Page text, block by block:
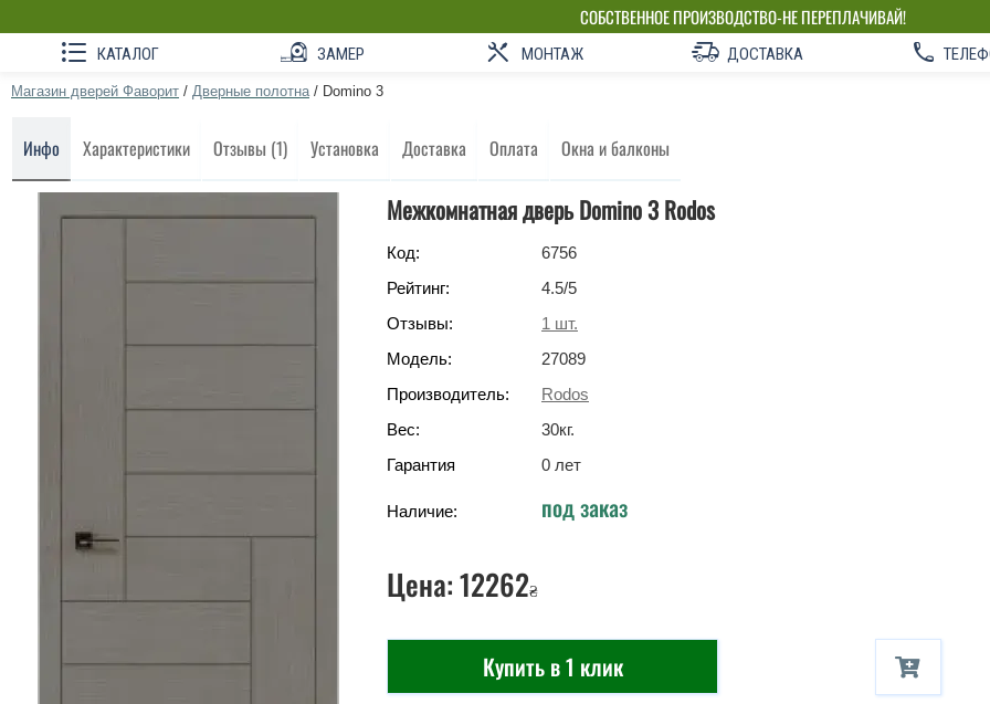
СОБСТВЕННОЕ ПРОИЗВОДСТВО-НЕ ПЕРЕПЛАЧИВАЙ!
КАТАЛОГ ЗАМЕР МОНТАЖ ДОСТАВКА
Магазин дверей Фаворит / Дверные полотна / Domino 3
Инфо Характеристики Отзывы (1) Установка Доставка Оплата Окна и балконы
Межкомнатная дверь Domino 3 Rodos
Код:
6756
Рейтинг:
4.5/5
Отзывы:
1 шт.
Модель:
27089
Производитель:
Rodos
Вес:
30кг.
Гарантия
0 лет
Наличие: под заказ
Цена:12262₴
Купить в 1 клик